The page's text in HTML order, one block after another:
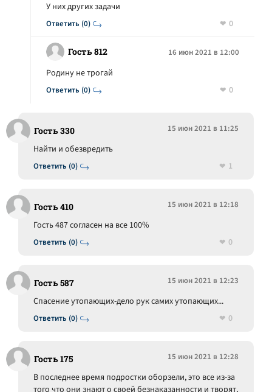
Ответить (0)
У них других задачи
0
Гость 812 16 июн 2021 в 12:00
Ответить (0)
Родину не трогай
0
Гость 330 15 июн 2021 в 11:25
Ответить (0)
Найти и обезвредить
1
Гость 410 15 июн 2021 в 12:18
Ответить (0)
Гость 487 согласен на все 100%
0
Гость 587 15 июн 2021 в 12:23
Ответить (0)
Спасение утопающих-дело рук самих утопающих...
0
Гость 175 15 июн 2021 в 12:28
В последнее время подростки оборзели, это все из-за
того что они знают о своей безнаказанности и творят,